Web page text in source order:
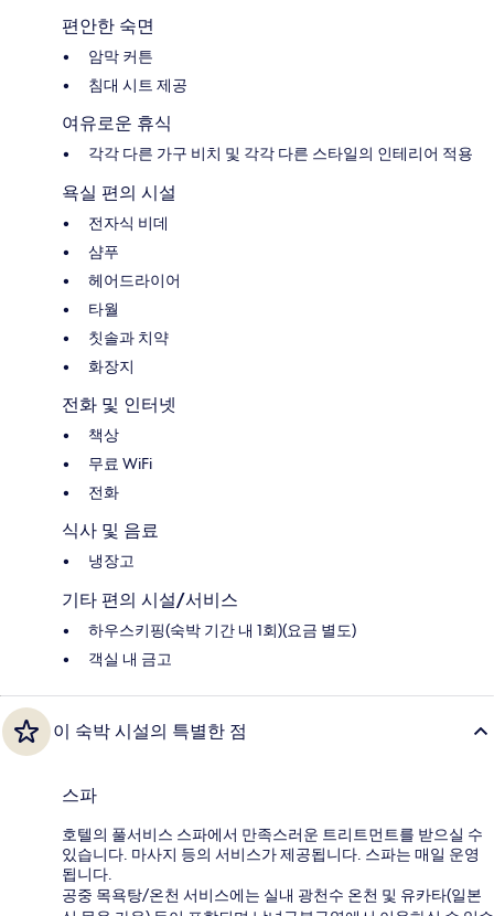
편안한 숙면
암막 커튼
침대 시트 제공
여유로운 휴식
각각 다른 가구 비치 및 각각 다른 스타일의 인테리어 적용
욕실 편의 시설
전자식 비데
샴푸
헤어드라이어
타월
칫솔과 치약
화장지
전화 및 인터넷
책상
무료 WiFi
전화
식사 및 음료
냉장고
기타 편의 시설/서비스
하우스키핑(숙박 기간 내 1회)(요금 별도)
객실 내 금고
이 숙박 시설의 특별한 점
스파
호텔의 풀서비스 스파에서 만족스러운 트리트먼트를 받으실 수
있습니다. 마사지 등의 서비스가 제공됩니다. 스파는 매일 운영
됩니다.
공중 목욕탕/온천 서비스에는 실내 광천수 온천 및 유카타(일본